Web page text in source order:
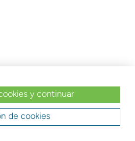
y continuar
de cookies